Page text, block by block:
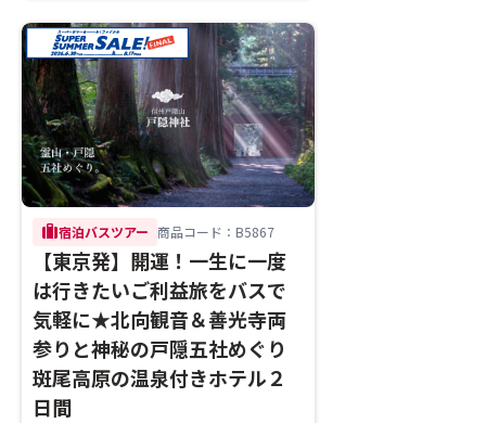
trip宿泊バスツアー 商品コード：B5867
【東京発】開運！一生に一度
は行きたいご利益旅をバスで
気軽に★北向観音＆善光寺両
参りと神秘の戸隠五社めぐり
斑尾高原の温泉付きホテル２
日間